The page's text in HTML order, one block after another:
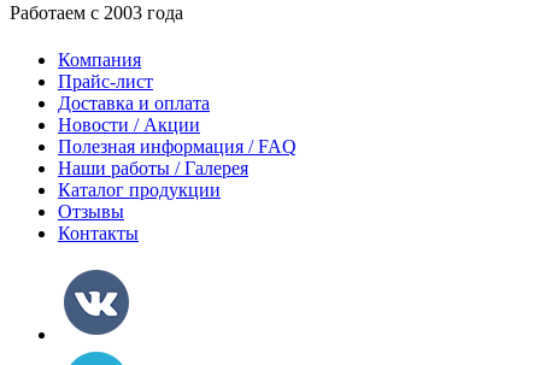
Работаем с 2003 года
Компания
Прайс-лист
Доставка и оплата
Новости / Акции
Полезная информация / FAQ
Наши работы / Галерея
Каталог продукции
Отзывы
Контакты